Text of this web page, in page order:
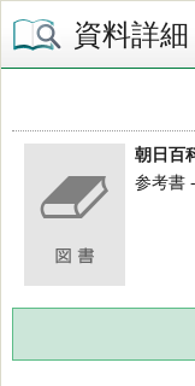
資料詳細
朝日百
参考書